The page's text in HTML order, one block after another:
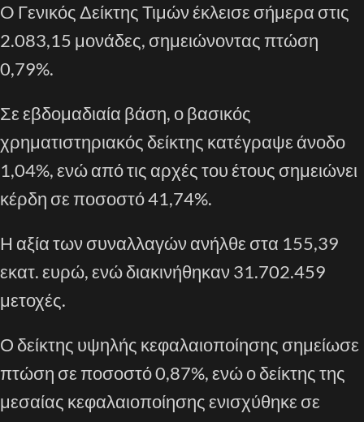
O Γενικός Δείκτης Τιμών έκλεισε σήμερα στις
2.083,15 μονάδες, σημειώνοντας πτώση
0,79%.
Σε εβδομαδιαία βάση, ο βασικός
χρηματιστηριακός δείκτης κατέγραψε άνοδο
1,04%, ενώ από τις αρχές του έτους σημειώνει
κέρδη σε ποσοστό 41,74%.
Η αξία των συναλλαγών ανήλθε στα 155,39
εκατ. ευρώ, ενώ διακινήθηκαν 31.702.459
μετοχές.
Ο δείκτης υψηλής κεφαλαιοποίησης σημείωσε
πτώση σε ποσοστό 0,87%, ενώ ο δείκτης της
μεσαίας κεφαλαιοποίησης ενισχύθηκε σε